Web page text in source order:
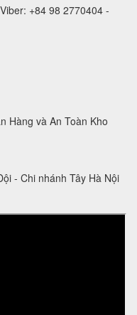
+84 98 2770404 -
Hàng và An Toàn Kho
- Chi nhánh Tây Hà Nội